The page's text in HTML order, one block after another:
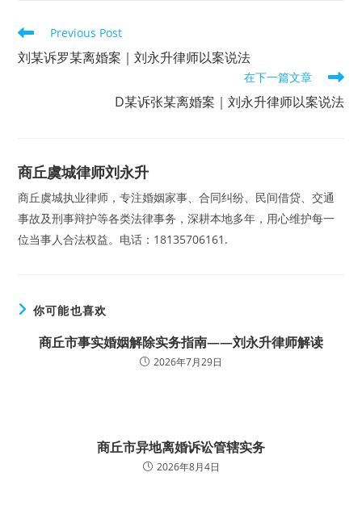
Read
more
articles
Previous Post
刘某诉罗某离婚案｜刘永升律师以案说法
在下一篇文章
D某诉张某离婚案｜刘永升律师以案说法
商丘虞城律师刘永升
商丘虞城执业律师，专注婚姻家事、合同纠纷、民间借贷、交通
事故及刑事辩护等各类法律事务，深耕本地多年，用心维护每一
位当事人合法权益。电话：18135706161.
你可能也喜欢
商丘市事实婚姻解除实务指南——刘永升律师解读
2026年7月29日
商丘市异地离婚诉讼管辖实务
2026年8月4日